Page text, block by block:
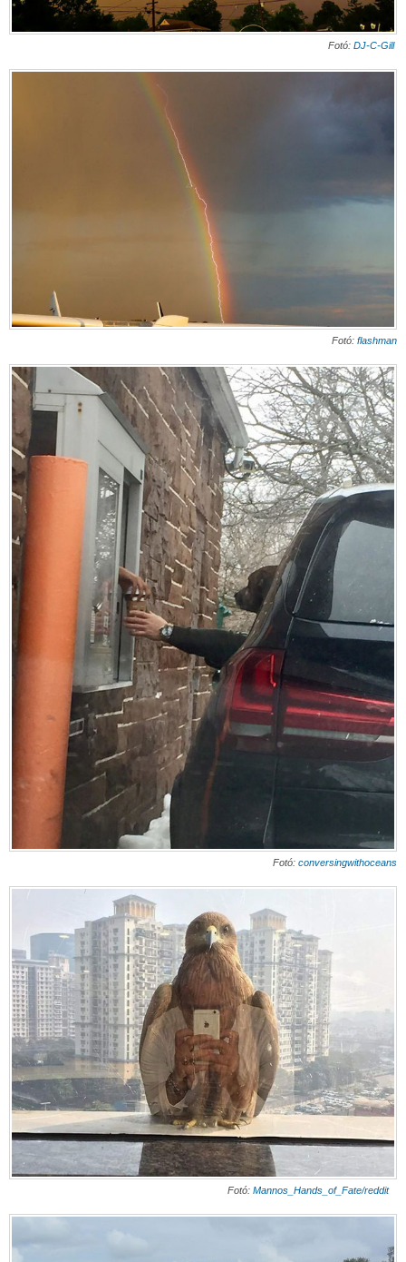
Fotó: DJ-C-Gill
Fotó: flashman
Fotó: conversingwithoceans
Fotó: Mannos_Hands_of_Fate/reddit